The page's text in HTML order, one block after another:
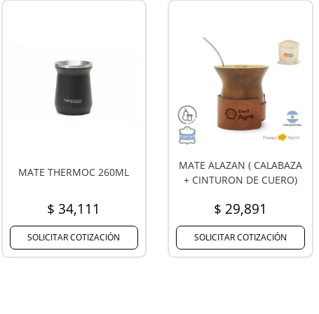
BEVERAGEWARE 1200ML
$ 182,294
SOLICITAR COTIZACIÓN
MATERA ELSA MELANGE
$ 35,042
SOLICITAR COTIZACIÓN